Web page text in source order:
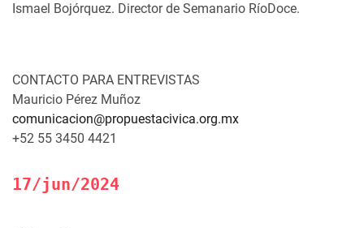
Ismael Bojórquez. Director de Semanario RíoDoce.
CONTACTO PARA ENTREVISTAS
Mauricio Pérez Muñoz
comunicacion@propuestacivica.org.mx
+52 55 3450 4421
17/jun/2024